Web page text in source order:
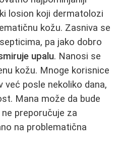
losion koji dermatolozi
kožu. Zasniva se
pa jako dobro
upalu. Nanosi se
kožu. Mnoge korisnice
posle nekoliko dana,
Mana može da bude
preporučuje za
na problematična